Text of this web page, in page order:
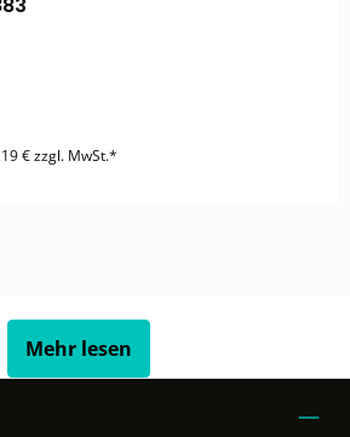
€ zzgl. MwSt.*
Mehr lesen